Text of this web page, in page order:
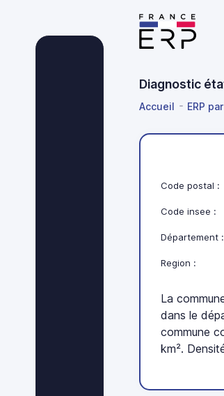
Diagnostic
Accueil ERP
Code postal :
Code insee :
Département :
Region :
La
dans le
commune
km².